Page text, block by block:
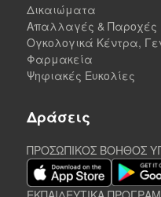
Δικαιώματα
Απαλλαγές & Παροχές
Ογκολογικά Κέντρα,
Φαρμακεία
Ψηφιακές Ευκολίες
Δράσεις
ΠΡΟΣΩΠΙΚΟΣ ΒΟΗΘΟΣ